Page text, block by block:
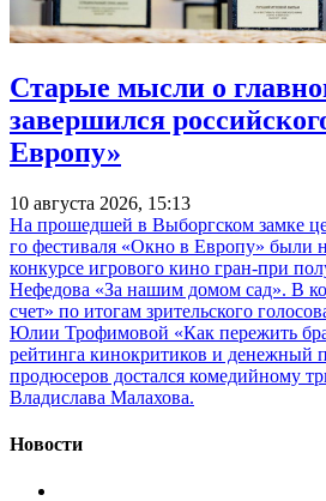
Старые мысли о
завершился
Европу»
10 августа 2026, 15:13
На прошедшей в Выборгском замке
го фестиваля «Окно в Европу» были
конкурсе игрового кино гран-при
Нефедова «За нашим домом сад». В
счет» по итогам зрительского
Юлии Трофимовой «Как пережить
рейтинга кинокритиков и денежный
продюсеров достался комедийному
Владислава Малахова.
Новости